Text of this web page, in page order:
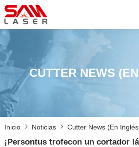
CUTTER NEWS
Inicio Noticias Cutter News (en
¡Persontus trofecon un cortador